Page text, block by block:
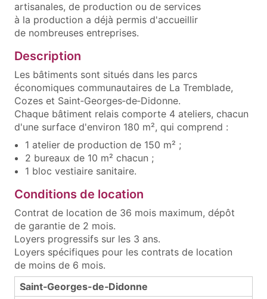
artisanales, de production ou de services
à la production a déjà permis d'accueillir
de nombreuses entreprises.
Description
Les bâtiments sont situés dans les parcs
économiques communautaires de La Tremblade,
Cozes et Saint‑Georges‑de‑Didonne.
Chaque bâtiment relais comporte 4 ateliers, chacun
d'une surface d'environ 180 m², qui comprend :
1 atelier de production de 150 m² ;
2 bureaux de 10 m² chacun ;
1 bloc vestiaire sanitaire.
Conditions de location
Contrat de location de 36 mois maximum, dépôt
de garantie de 2 mois.
Loyers progressifs sur les 3 ans.
Loyers spécifiques pour les contrats de location
de moins de 6 mois.
Les conditions de location
Saint‑Georges-de‑Didonne